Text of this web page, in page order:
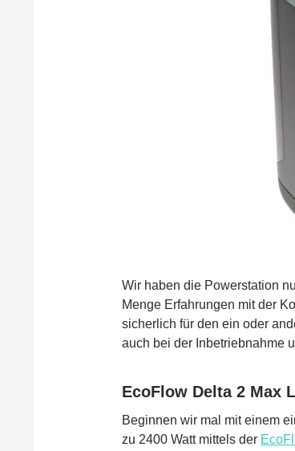
Wir haben die Powerstation
Menge Erfahrungen mit der
sicherlich für den ein oder
auch bei der Inbetriebnahme
EcoFlow Delta 2 Max
Beginnen wir mal mit einem
zu 2400 Watt mittels der